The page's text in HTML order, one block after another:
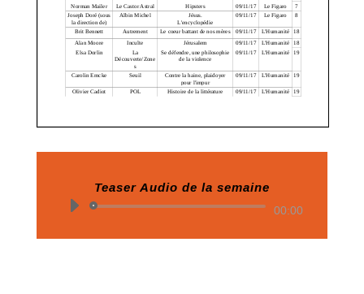
Teaser Audio de la semaine
Lecteur
00:00